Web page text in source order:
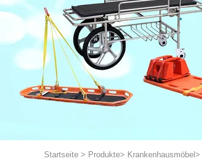
Startseite > Produkte> Krankenhausmöbel >